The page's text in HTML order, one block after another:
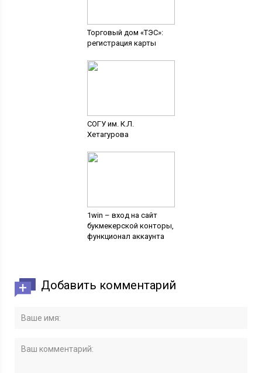
Торговый дом «ТЭС»:
регистрация карты
СОГУ им. К.Л.
Хетагурова
1win – вход на сайт
букмекерской конторы,
функционал аккаунта
Добавить комментарий